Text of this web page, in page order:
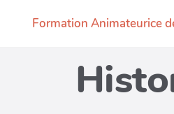
Formation Animateurice